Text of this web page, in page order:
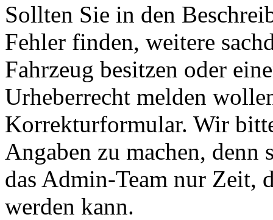
Sollten Sie in den
Fehler finden, weitere
Fahrzeug besitzen oder
Urheberrecht melden
Korrekturformular. Wir
Angaben zu machen,
das Admin-Team nur Zeit,
werden kann.